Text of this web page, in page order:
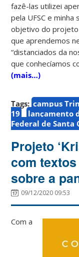
fazê-las utilizei
pela UFSC e minha
objetivo do
que aprendemos
“distanciados da
que conhecíamos
(mais…)
Tags: campus
19
lançamento
Federal de Santa
Projeto
com
sobre a
09/12/2020 09:53
Com a